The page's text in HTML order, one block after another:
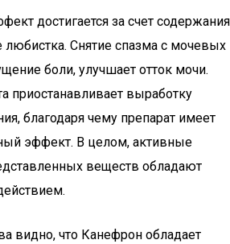
достигается за счет содержания
любистка. Снятие спазма с мочевых
боли, улучшает отток мочи.
приостанавливает выработку
благодаря чему препарат имеет
эффект. В целом, активные
веществ обладают
видно, что Канефрон обладает